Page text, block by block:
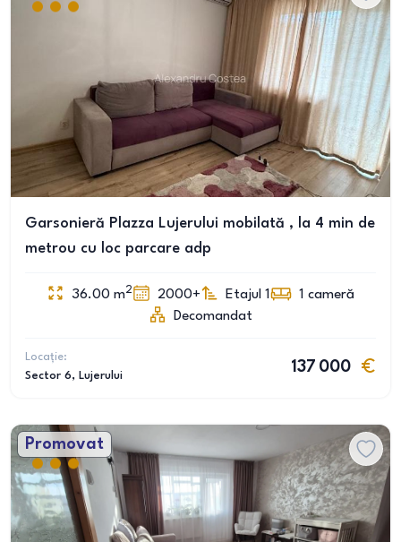
Garsonieră Plazza Lujerului mobilată , la 4 min de
metrou cu loc parcare adp
36.00 m2 2000+ Etajul 1 1 cameră
Decomandat
Locație:
Sector 6, Lujerului
137 000
Promovat